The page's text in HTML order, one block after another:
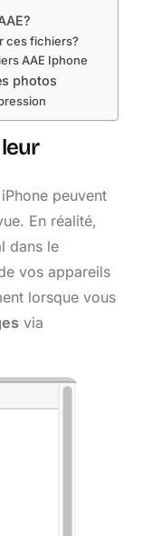
ces fichiers?
AAE Iphone
photos
iPhone peuvent
En réalité,
dans le
vos appareils
lorsque vous
via